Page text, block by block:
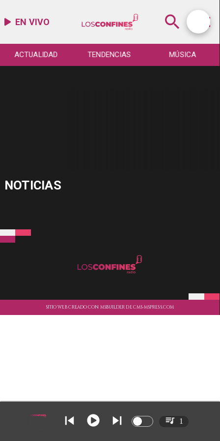
EN VIVO
ACTUALIDAD TENDENCIAS MÚSICA
NOTICIAS
SITIO WEB CREADO CON MSBUILDER DE CMS-MSPRESS.COM
1